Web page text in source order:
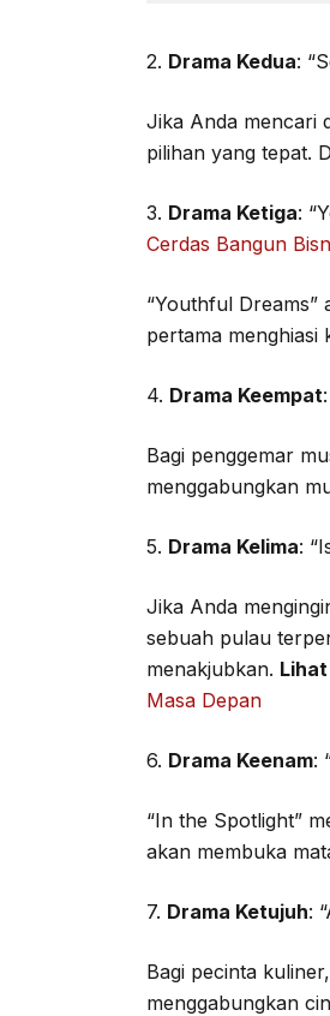
2. Drama Kedua:
Jika Anda mencari
pilihan yang tepat.
3. Drama Ketiga:
Cerdas Bangun
“Youthful Dreams”
pertama menghiasi
4. Drama Keempat
Bagi penggemar
menggabungkan
5. Drama Kelima:
Jika Anda
sebuah pulau
menakjubkan.
Masa Depan
6. Drama Keenam:
“In the Spotlight”
akan membuka
7. Drama Ketujuh:
Bagi pecinta
menggabungkan